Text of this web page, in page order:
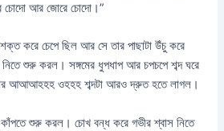
চোদো আর জোরে চোদো।”
করে চেপে ছিল আর সে তার পাছাটা উঁচু করে
নিতে শুরু করল। সঙ্গমের ধুপধাপ আর চপচপে শব্দ ঘরে
আআআহহহ ওহহহ শব্দটা আরও দ্রুত হতে লাগল।
কাঁপতে শুরু করল। চোখ বন্ধ করে গভীর শ্বাস নিতে